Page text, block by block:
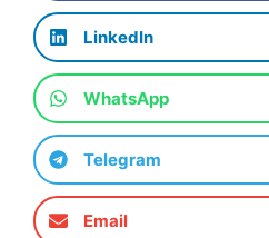
LinkedIn
WhatsApp
Telegram
Email